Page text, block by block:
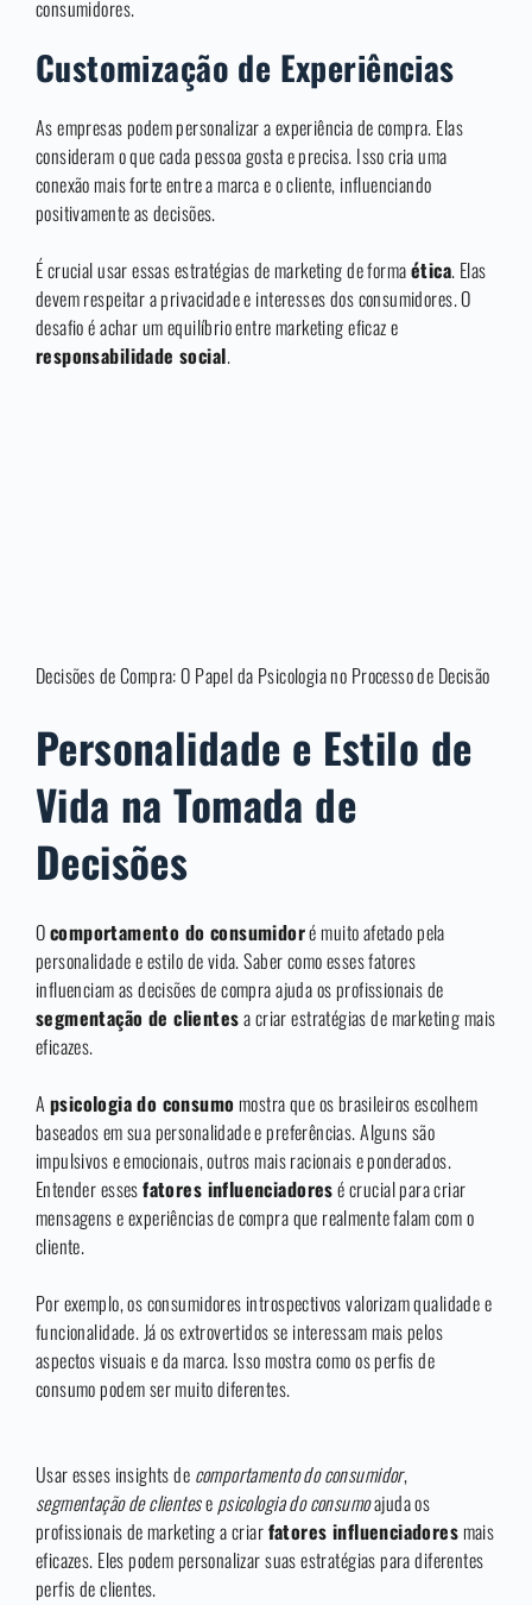
consumidores.
Customização de Experiências
As empresas podem personalizar a experiência de compra. Elas
consideram o que cada pessoa gosta e precisa. Isso cria uma
conexão mais forte entre a marca e o cliente, influenciando
positivamente as decisões.
É crucial usar essas estratégias de marketing de formaética. Elas
devem respeitar a privacidade e interesses dos consumidores. O
desafio é achar um equilíbrio entre marketing eficaz e
responsabilidade social.
Decisões de Compra: O Papel da Psicologia no Processo de Decisão
Personalidade e Estilo de
Vida na Tomada de
Decisões
Ocomportamento do consumidoré muito afetado pela
personalidade e estilo de vida. Saber como esses fatores
influenciam as decisões de compra ajuda os profissionais de
segmentação de clientesa criar estratégias de marketing mais
eficazes.
A psicologia do consumomostra que os brasileiros escolhem
baseados em sua personalidade e preferências. Alguns são
impulsivos e emocionais, outros mais racionais e ponderados.
Entender essesfatores influenciadoresé crucial para criar
mensagens e experiências de compra que realmente falam com o
cliente.
Por exemplo, os consumidores introspectivos valorizam qualidade e
funcionalidade. Já os extrovertidos se interessam mais pelos
aspectos visuais e da marca. Isso mostra como os perfis de
consumo podem ser muito diferentes.
Usar esses insights de comportamento do consumidor,
segmentação de clientese psicologia do consumoajuda os
profissionais de marketing a criarfatores influenciadoresmais
eficazes. Eles podem personalizar suas estratégias para diferentes
perfis de clientes.